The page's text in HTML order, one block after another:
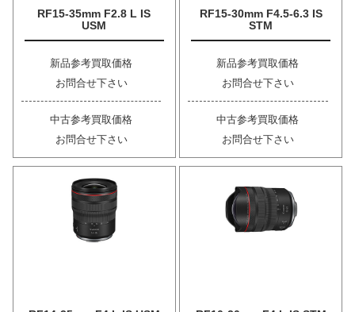
RF15-35mm F2.8 L IS
USM
新品参考買取価格
お問合せ下さい
中古参考買取価格
お問合せ下さい
RF15-30mm F4.5-6.3 IS
STM
新品参考買取価格
お問合せ下さい
中古参考買取価格
お問合せ下さい